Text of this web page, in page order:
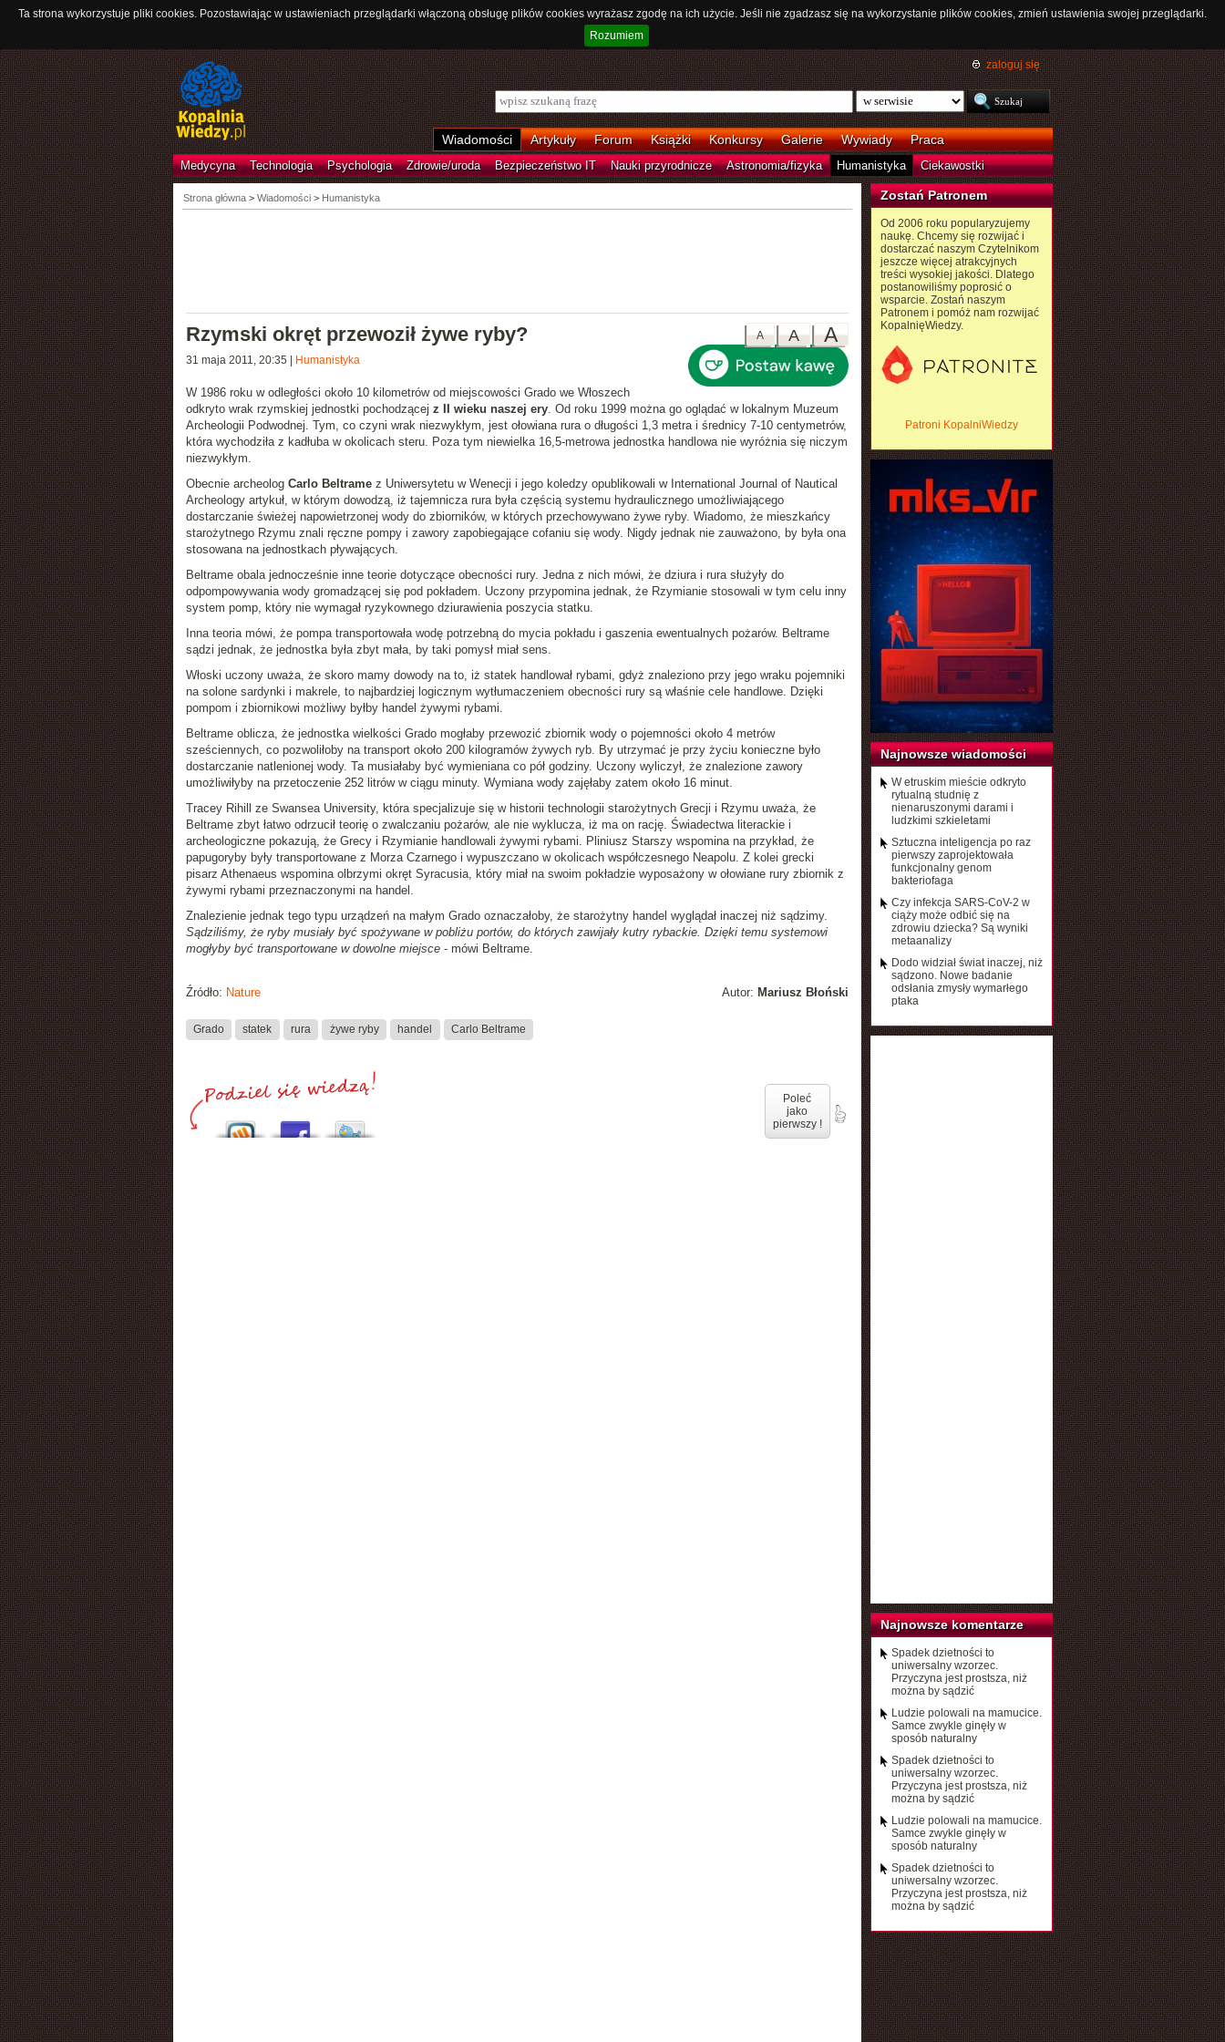
Ta strona wykorzystuje pliki cookies. Pozostawiając w ustawieniach przeglądarki włączoną obsługę plików cookies wyrażasz zgodę na ich użycie. Jeśli nie zgadzasz się na wykorzystanie plików cookies, zmień ustawienia swojej przeglądarki.
Rozumiem
zaloguj się
Wiadomości Artykuły Forum Książki Konkursy Galerie Wywiady Praca
Medycyna Technologia Psychologia Zdrowie/uroda Bezpieczeństwo IT Nauki przyrodnicze Astronomia/fizyka Humanistyka Ciekawostki
Strona główna> Wiadomości > Humanistyka
A
A
A
Rzymski okręt przewoził żywe ryby?
31 maja 2011, 20:35 Humanistyka
W 1986 roku w odległości około 10 kilometrów od miejscowości Grado we Włoszech
odkryto wrak rzymskiej jednostki pochodzącej z II wieku naszej ery. Od roku 1999 można go oglądać w lokalnym Muzeum
Archeologii Podwodnej. Tym, co czyni wrak niezwykłym, jest ołowiana rura o długości 1,3 metra i średnicy 7-10 centymetrów,
która wychodziła z kadłuba w okolicach steru. Poza tym niewielka 16,5-metrowa jednostka handlowa nie wyróżnia się niczym
niezwykłym.
Obecnie archeolog Carlo Beltramez Uniwersytetu w Wenecji i jego koledzy opublikowali w International Journal of Nautical
Archeology artykuł, w którym dowodzą, iż tajemnicza rura była częścią systemu hydraulicznego umożliwiającego
dostarczanie świeżej napowietrzonej wody do zbiorników, w których przechowywano żywe ryby. Wiadomo, że mieszkańcy
starożytnego Rzymu znali ręczne pompy i zawory zapobiegające cofaniu się wody. Nigdy jednak nie zauważono, by była ona
stosowana na jednostkach pływających.
Beltrame obala jednocześnie inne teorie dotyczące obecności rury. Jedna z nich mówi, że dziura i rura służyły do
odpompowywania wody gromadzącej się pod pokładem. Uczony przypomina jednak, że Rzymianie stosowali w tym celu inny
system pomp, który nie wymagał ryzykownego dziurawienia poszycia statku.
Inna teoria mówi, że pompa transportowała wodę potrzebną do mycia pokładu i gaszenia ewentualnych pożarów. Beltrame
sądzi jednak, że jednostka była zbyt mała, by taki pomysł miał sens.
Włoski uczony uważa, że skoro mamy dowody na to, iż statek handlował rybami, gdyż znaleziono przy jego wraku pojemniki
na solone sardynki i makrele, to najbardziej logicznym wytłumaczeniem obecności rury są właśnie cele handlowe. Dzięki
pompom i zbiornikowi możliwy byłby handel żywymi rybami.
Beltrame oblicza, że jednostka wielkości Grado mogłaby przewozić zbiornik wody o pojemności około 4 metrów
sześciennych, co pozwoliłoby na transport około 200 kilogramów żywych ryb. By utrzymać je przy życiu konieczne było
dostarczanie natlenionej wody. Ta musiałaby być wymieniana co pół godziny. Uczony wyliczył, że znalezione zawory
umożliwiłyby na przetoczenie 252 litrów w ciągu minuty. Wymiana wody zajęłaby zatem około 16 minut.
Tracey Rihill ze Swansea University, która specjalizuje się w historii technologii starożytnych Grecji i Rzymu uważa, że
Beltrame zbyt łatwo odrzucił teorię o zwalczaniu pożarów, ale nie wyklucza, iż ma on rację. Świadectwa literackie i
archeologiczne pokazują, że Grecy i Rzymianie handlowali żywymi rybami. Pliniusz Starszy wspomina na przykład, że
papugoryby były transportowane z Morza Czarnego i wypuszczano w okolicach współczesnego Neapolu. Z kolei grecki
pisarz Athenaeus wspomina olbrzymi okręt Syracusia, który miał na swoim pokładzie wyposażony w ołowiane rury zbiornik z
żywymi rybami przeznaczonymi na handel.
Znalezienie jednak tego typu urządzeń na małym Grado oznaczałoby, że starożytny handel wyglądał inaczej niż sądzimy.
Sądziliśmy, że ryby musiały być spożywane w pobliżu portów, do których zawijały kutry rybackie. Dzięki temu systemowi
mogłyby być transportowane w dowolne miejsce- mówi Beltrame.
Autor: Mariusz Błoński
Źródło: Nature
Grado statek rura żywe ryby handel Carlo Beltrame
Poleć
jako
pierwszy !
Zostań Patronem
Od 2006 roku popularyzujemy
naukę. Chcemy się rozwijać i
dostarczać naszym Czytelnikom
jeszcze więcej atrakcyjnych
treści wysokiej jakości. Dlatego
postanowiliśmy poprosić o
wsparcie. Zostań naszym
Patronem i pomóż nam rozwijać
KopalnięWiedzy.
Patroni KopalniWiedzy
Najnowsze wiadomości
W etruskim mieście odkryto
rytualną studnię z
nienaruszonymi darami i
ludzkimi szkieletami
Sztuczna inteligencja po raz
pierwszy zaprojektowała
funkcjonalny genom
bakteriofaga
Czy infekcja SARS-CoV-2 w
ciąży może odbić się na
zdrowiu dziecka? Są wyniki
metaanalizy
Dodo widział świat inaczej, niż
sądzono. Nowe badanie
odsłania zmysły wymarłego
ptaka
Najnowsze komentarze
Spadek dzietności to
uniwersalny wzorzec.
Przyczyna jest prostsza, niż
można by sądzić
Ludzie polowali na mamucice.
Samce zwykle ginęły w
sposób naturalny
Spadek dzietności to
uniwersalny wzorzec.
Przyczyna jest prostsza, niż
można by sądzić
Ludzie polowali na mamucice.
Samce zwykle ginęły w
sposób naturalny
Spadek dzietności to
uniwersalny wzorzec.
Przyczyna jest prostsza, niż
można by sądzić